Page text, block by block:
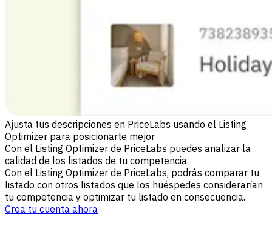
Ajusta tus descripciones en PriceLabs usando el Listing
Optimizer para posicionarte mejor
Con el Listing Optimizer de PriceLabs puedes analizar la
calidad de los listados de tu competencia.
Con el Listing Optimizer de PriceLabs, podrás comparar tu
listado con otros listados que los huéspedes considerarían
tu competencia y optimizar tu listado en consecuencia.
Crea tu cuenta ahora